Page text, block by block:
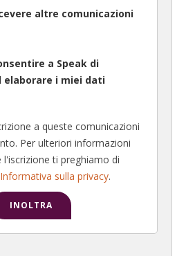
altre comunicazioni
a Speak di
elaborare i miei dati
a queste comunicazioni
Per ulteriori informazioni
l'iscrizione ti preghiamo di
Informativa sulla privacy.